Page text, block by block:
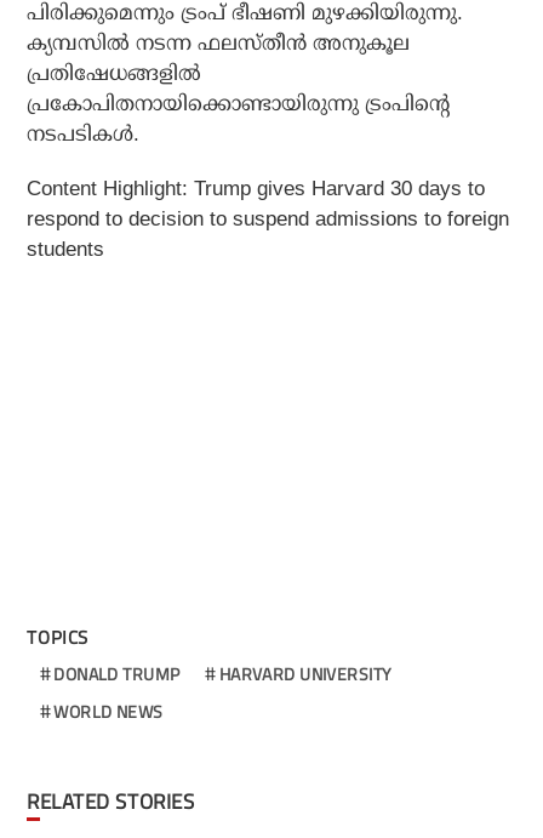
പിരിക്കുമെന്നും ട്രംപ് ഭീഷണി മുഴക്കിയിരുന്നു.
ക്യമ്പസില്‍ നടന്ന ഫലസ്തീന്‍ അനുകൂല
പ്രതിഷേധങ്ങളില്‍
പ്രകോപിതനായിക്കൊണ്ടായിരുന്നു ട്രംപിന്റെ
നടപടികള്‍.
Content Highlight:Trump gives Harvard 30 days to
respond to decision to suspend admissions to foreign
students
TOPICS
DONALD TRUMP
HARVARD UNIVERSITY
WORLD NEWS
RELATED STORIES